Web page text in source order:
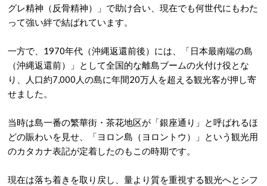
グレ精神（反骨精神）」で助け合い、現在でも何世代にもわた
って強い絆で結ばれています。
一方で、1970年代（沖縄返還前後）には、「日本最南端の島
（沖縄返還前）」として全国的な離島ブームの火付け役とな
り、人口約7,000人の島に年間20万人を超える観光客が押し寄
せました 。
当時は島一番の繁華街・茶花地区が「銀座通り」と呼ばれるほ
どの賑わいを見せ、「ヨロン島（ヨロントウ）」という観光用
のカタカナ表記が定着したのもこの時期です。
現在は落ち着きを取り戻し、量より質を重視する観光へとシフ